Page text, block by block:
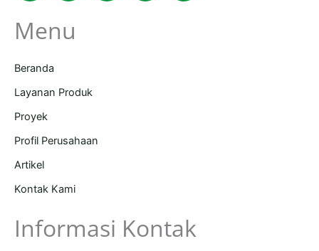
Menu
Beranda
Layanan Produk
Proyek
Profil Perusahaan
Artikel
Kontak Kami
Informasi Kontak